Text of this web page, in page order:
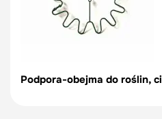
Podpora-obejma do roślin,